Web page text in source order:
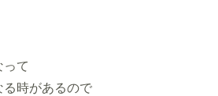
って
時があるので